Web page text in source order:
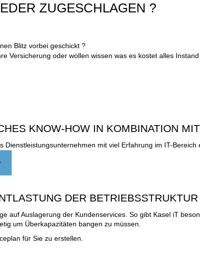
ZUGESCHLAGEN ?
Blitz vorbei geschickt ?
Versicherung oder wollen wissen was es kostet alles
KNOW-HOW IN KOMBINATION
Dienstleistungsunternehmen mit viel Erfahrung im IT-
DER BETRIEBSSTRUKTUR
auf Auslagerung der Kundenservices. So gibt Kasel iT
um Überkapazitäten bangen zu müssen.
für Sie zu erstellen.